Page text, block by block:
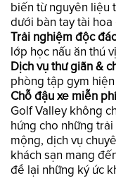
biến từ nguyên liệu
dưới bàn tay tài
Trải nghiệm độc
lớp học nấu ăn thú
Dịch vụ thư giãn &
phòng tập gym
Chỗ đậu xe miễn phí
Golf Valley không
hứng cho những
mộng, dịch vụ
khách sạn mang
để lại những ký ức